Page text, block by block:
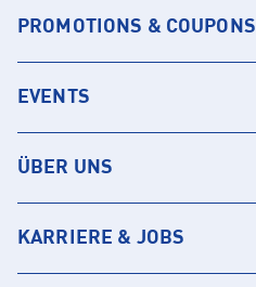
PROMOTIONS & COUPONS
EVENTS
ÜBER UNS
KARRIERE & JOBS